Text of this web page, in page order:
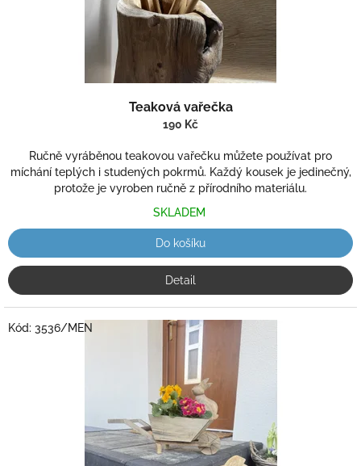
Teaková vařečka
190 Kč
Ručně vyráběnou teakovou vařečku můžete používat pro
míchání teplých i studených pokrmů. Každý kousek je jedinečný,
protože je vyroben ručně z přírodního materiálu.
SKLADEM
Do košíku
Detail
Kód: 3536/MEN